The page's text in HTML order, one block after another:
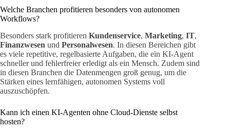
Welche Branchen profitieren besonders von autonomen
Workflows?
Besonders stark profitieren Kundenservice, Marketing, IT,
Finanzwesen und Personalwesen. In diesen Bereichen gibt
es viele repetitive, regelbasierte Aufgaben, die ein KI-Agent
schneller und fehlerfreier erledigt als ein Mensch. Zudem sind
in diesen Branchen die Datenmengen groß genug, um die
Stärken eines lernfähigen, autonomen Systems voll
auszuschöpfen.
Kann ich einen KI-Agenten ohne Cloud-Dienste selbst
hosten?